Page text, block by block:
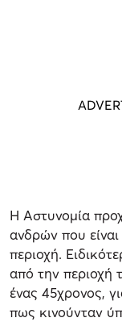
Η Αστυνομία
ανδρών που
περιοχή.
από την περιοχή
ένας 45χρονος,
πως κινούνταν